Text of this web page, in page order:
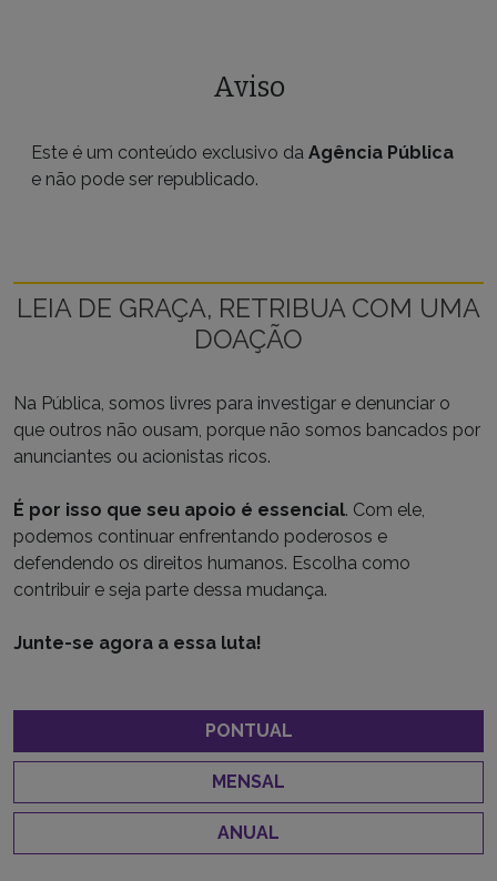
Aviso
Este é um conteúdo exclusivo da Agência Pública
e não pode ser republicado.
LEIA DE GRAÇA, RETRIBUA COM UMA
DOAÇÃO
Na Pública, somos livres para investigar e denunciar o
que outros não ousam, porque não somos bancados por
anunciantes ou acionistas ricos.
É por isso que seu apoio é essencial. Com ele,
podemos continuar enfrentando poderosos e
defendendo os direitos humanos. Escolha como
contribuir e seja parte dessa mudança.
Junte-se agora a essa luta!
PONTUAL
MENSAL
ANUAL